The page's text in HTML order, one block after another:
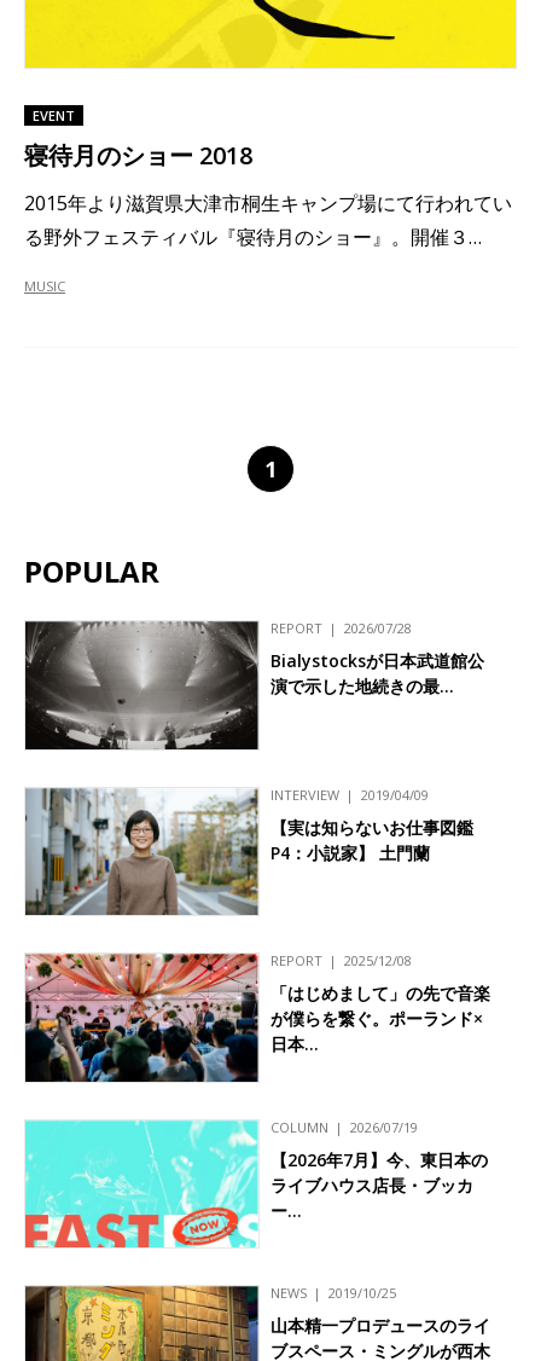
EVENT
寝待月のショー 2018
2015年より滋賀県大津市桐生キャンプ場にて行われてい
る野外フェスティバル『寝待月のショー』。開催３…
MUSIC
1
POPULAR
REPORT 2026/07/28
Bialystocksが日本武道館公
演で示した地続きの最…
INTERVIEW 2019/04/09
【実は知らないお仕事図鑑
P4：小説家】 土門蘭
REPORT 2025/12/08
「はじめまして」の先で音楽
が僕らを繋ぐ。ポーランド×
日本…
COLUMN 2026/07/19
【2026年7月】今、東日本の
ライブハウス店長・ブッカ
ー…
NEWS 2019/10/25
山本精一プロデュースのライ
ブスペース・ミングルが西木